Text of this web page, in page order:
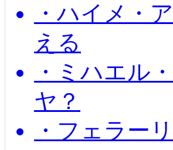
・ハイメ・
える
・ミハエル
ヤ？
・フェラー